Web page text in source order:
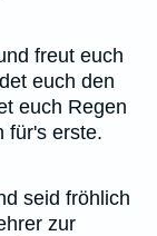
freut euch
euch den
euch Regen
für's erste.
seid fröhlich
zur